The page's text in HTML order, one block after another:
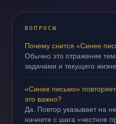
ВОПРОСЫ
Почему снится «Синее
Обычно это отражение
задачами и текущего
«Синее письмо»
это важно?
Да. Повтор указывает на
начните с шага «честное